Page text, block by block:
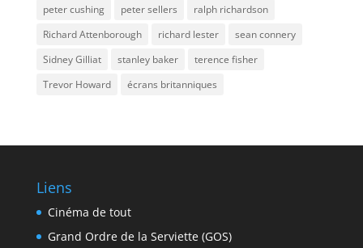
peter cushing
peter sellers
ralph richardson
Richard Attenborough
richard lester
sean connery
Sidney Gilliat
stanley baker
terence fisher
Trevor Howard
écrans britanniques
Liens
Cinéma de tout
Grand Ordre de la Serviette (GOS)